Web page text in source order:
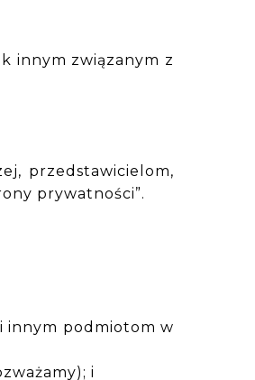
innym związanym z
przedstawicielom,
prywatności”.
innym podmiotom w
i